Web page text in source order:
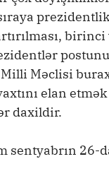
Məclisi
elan
daxildir.
sentyabrın 26-